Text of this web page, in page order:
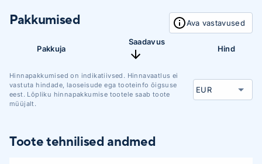
Pakkumised Ava vastavused
Pakkuja
Saadavus
Hind
Hinnapakkumised on indikatiivsed. Hinnavaatlus ei
vastuta hindade, laoseisude ega tooteinfo õigsuse
eest. Lõpliku hinnapakkumise tootele saab toote
müüjalt.
Toote tehnilised andmed